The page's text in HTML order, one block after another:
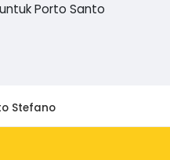
Porto Santo
Stefano